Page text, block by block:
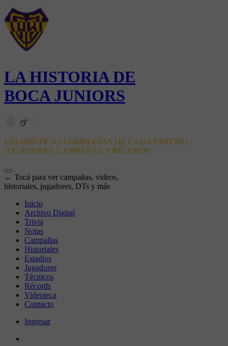
LA HISTORIA DE
BOCA JUNIORS
ESTADÍSTICAS COMPLETAS DE CADA PARTIDO -
JUGADORES, CAMPAÑAS Y RÉCORDS
← Tocá para ver campañas, videos,
historiales, jugadores, DTs y más
Inicio
Archivo Digital
Trivia
Notas
Campañas
Historiales
Estadios
Jugadores
Técnicos
Récords
Videoteca
Contacto
Ingresar